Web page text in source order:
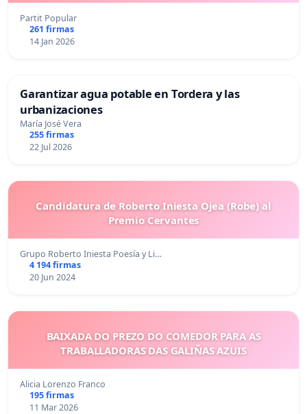
Partit Popular
261 firmas
14 Jan 2026
Garantizar agua potable en Tordera y las
urbanizaciones
María José Vera
255 firmas
22 Jul 2026
Candidatura de Roberto Iniesta Ojea (Robe) al
Premio Cervantes
Grupo Roberto Iniesta Poesía y Li…
4 194 firmas
20 Jun 2024
BAIXADA DO PREZO DO COMEDOR PARA AS
TRABALLADORAS DAS GALIÑAS AZUIS
Alicia Lorenzo Franco
195 firmas
11 Mar 2026